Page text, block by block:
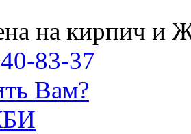
на кирпич и
83-37
Вам?